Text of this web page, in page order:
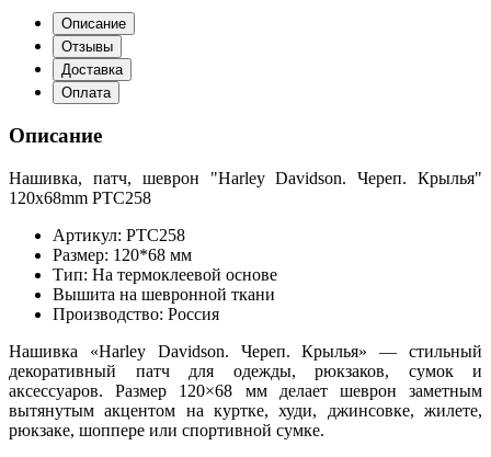
Описание
Отзывы
Доставка
Оплата
Описание
Нашивка, патч, шеврон "Harley Davidson. Череп. Крылья"
120x68mm PTC258
Артикул: PTC258
Размер: 120*68 мм
Тип: На термоклеевой основе
Вышита на шевронной ткани
Производство: Россия
Нашивка «Harley Davidson. Череп. Крылья» — стильный
декоративный патч для одежды, рюкзаков, сумок и
аксессуаров. Размер 120×68 мм делает шеврон заметным
вытянутым акцентом на куртке, худи, джинсовке, жилете,
рюкзаке, шоппере или спортивной сумке.